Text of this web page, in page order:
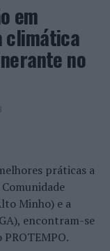
em
climática
no
práticas a
Minho) e a
encontram-se